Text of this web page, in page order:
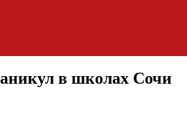
в школах Сочи